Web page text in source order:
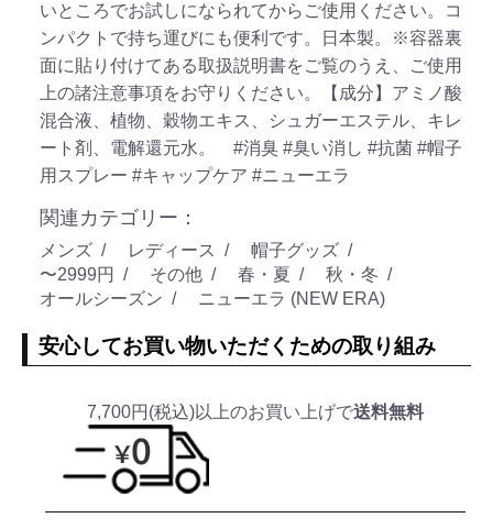
いところでお試しになられてからご使用ください。コ
ンパクトで持ち運びにも便利です。日本製。※容器裏
面に貼り付けてある取扱説明書をご覧のうえ、ご使用
上の諸注意事項をお守りください。【成分】アミノ酸
混合液、植物、穀物エキス、シュガーエステル、キレ
ート剤、電解還元水。 #消臭 #臭い消し #抗菌 #帽子
用スプレー #キャップケア #ニューエラ
関連カテゴリー：
メンズ レディース
帽子グッズ
〜2999円
その他 春・夏
秋・冬
オールシーズン
ニューエラ (NEW ERA)
安心してお買い物いただくための取り組み
7,700円(税込)以上のお買い上げで送料無料